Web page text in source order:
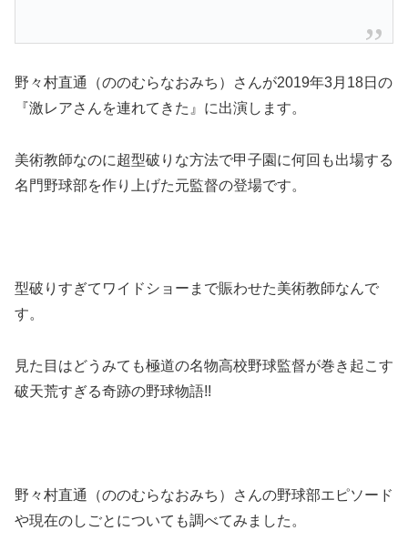
野々村直通（ののむらなおみち）さんが2019年3月18日の
『激レアさんを連れてきた』に出演します。
美術教師なのに超型破りな方法で甲子園に何回も出場する
名門野球部を作り上げた元監督の登場です。
型破りすぎてワイドショーまで賑わせた美術教師なんで
す。
見た目はどうみても極道の名物高校野球監督が巻き起こす
破天荒すぎる奇跡の野球物語!!
野々村直通（ののむらなおみち）さんの野球部エピソード
や現在のしごとについても調べてみました。